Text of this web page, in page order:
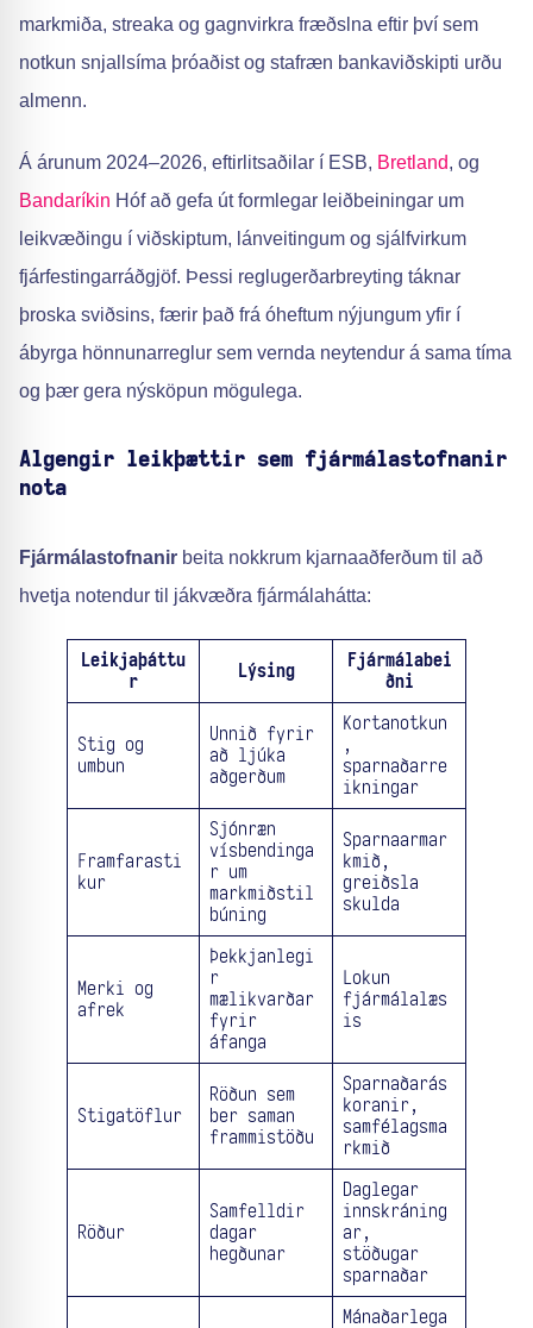
markmiða, streaka og gagnvirkra fræðslna eftir því sem
notkun snjallsíma þróaðist og stafræn bankaviðskipti urðu
almenn.
Á árunum 2024–2026, eftirlitsaðilar í ESB, Bretland, og
Bandaríkin Hóf að gefa út formlegar leiðbeiningar um
leikvæðingu í viðskiptum, lánveitingum og sjálfvirkum
fjárfestingarráðgjöf. Þessi reglugerðarbreyting táknar
þroska sviðsins, færir það frá óheftum nýjungum yfir í
ábyrga hönnunarreglur sem vernda neytendur á sama tíma
og þær gera nýsköpun mögulega.
Algengir leikþættir sem fjármálastofnanir
nota
Fjármálastofnanir beita nokkrum kjarnaaðferðum til að
hvetja notendur til jákvæðra fjármálahátta:
Leikjaþáttu
r
Lýsing
Fjármálabei
ðni
Stig og
umbun
Unnið fyrir
að ljúka
aðgerðum
Kortanotkun
,
sparnaðarre
ikningar
Framfarasti
kur
Sjónræn
vísbendinga
r um
markmiðstil
búning
Sparnaarmar
kmið,
greiðsla
skulda
Merki og
afrek
Þekkjanlegi
r
mælikvarðar
fyrir
áfanga
Lokun
fjármálalæs
is
Stigatöflur
Röðun sem
ber saman
frammistöðu
Sparnaðarás
koranir,
samfélagsma
rkmið
Röður
Samfelldir
dagar
hegðunar
Daglegar
innskráning
ar,
stöðugar
sparnaðar
Mánaðarlega